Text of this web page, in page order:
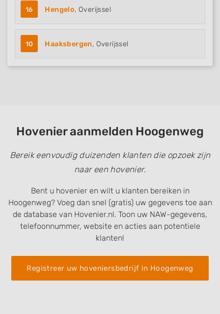
16 Hengelo, Overijssel
10 Haaksbergen, Overijssel
Hovenier aanmelden Hoogenweg
Bereik eenvoudig duizenden klanten die opzoek zijn
naar een hovenier.
Bent u hovenier en wilt u klanten bereiken in
Hoogenweg? Voeg dan snel (gratis) uw gegevens toe aan
de database van Hovenier.nl. Toon uw NAW-gegevens,
telefoonnummer, website en acties aan potentiele
klanten!
Registreer uw hoveniersbedrijf in Hoogenweg